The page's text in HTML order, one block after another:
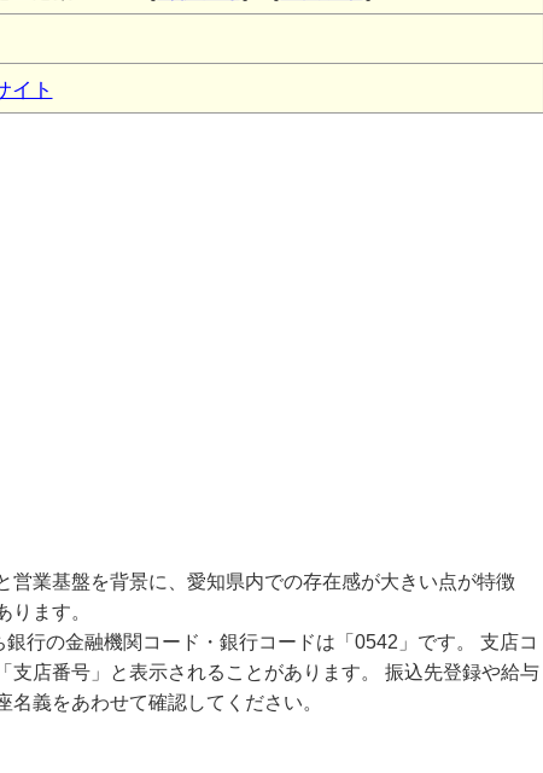
イト
営業基盤を背景に、愛知県内での存在感が大きい点が特徴
ます。
行の金融機関コード・銀行コードは「0542」です。 支店コ
支店番号」と表示されることがあります。 振込先登録や給与
義をあわせて確認してください。